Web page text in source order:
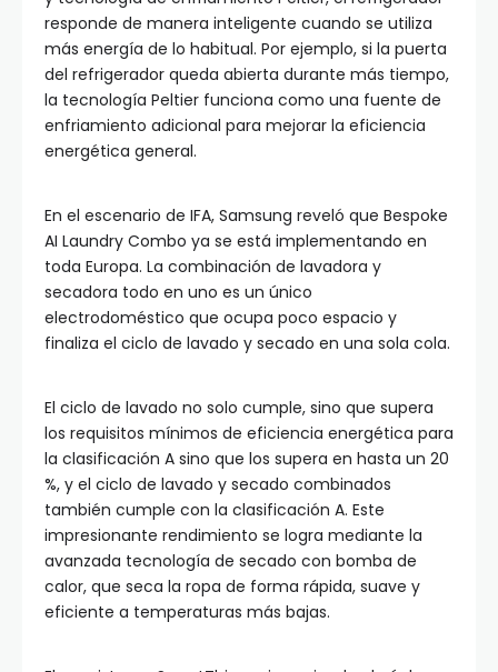
responde de manera inteligente cuando se utiliza
más energía de lo habitual. Por ejemplo, si la puerta
del refrigerador queda abierta durante más tiempo,
la tecnología Peltier funciona como una fuente de
enfriamiento adicional para mejorar la eficiencia
energética general.
En el escenario de IFA, Samsung reveló que Bespoke
AI Laundry Combo ya se está implementando en
toda Europa. La combinación de lavadora y
secadora todo en uno es un único
electrodoméstico que ocupa poco espacio y
finaliza el ciclo de lavado y secado en una sola cola.
El ciclo de lavado no solo cumple, sino que supera
los requisitos mínimos de eficiencia energética para
la clasificación A sino que los supera en hasta un 20
%, y el ciclo de lavado y secado combinados
también cumple con la clasificación A. Este
impresionante rendimiento se logra mediante la
avanzada tecnología de secado con bomba de
calor, que seca la ropa de forma rápida, suave y
eficiente a temperaturas más bajas.